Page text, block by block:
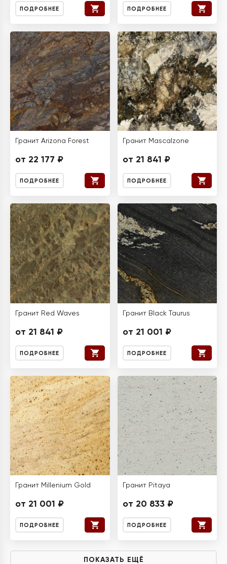
ПОДРОБНЕЕ ПОДРОБНЕЕ
Гранит Arizona Forest
от 22 177 ₽
ПОДРОБНЕЕ
Гранит Mascalzone
от 21 841 ₽
ПОДРОБНЕЕ
Гранит Red Waves
от 21 841 ₽
ПОДРОБНЕЕ
Гранит Black Taurus
от 21 001 ₽
ПОДРОБНЕЕ
Гранит Millenium Gold
от 21 001 ₽
ПОДРОБНЕЕ
Гранит Pitaya
от 20 833 ₽
ПОДРОБНЕЕ
ПОКАЗАТЬ ЕЩЁ